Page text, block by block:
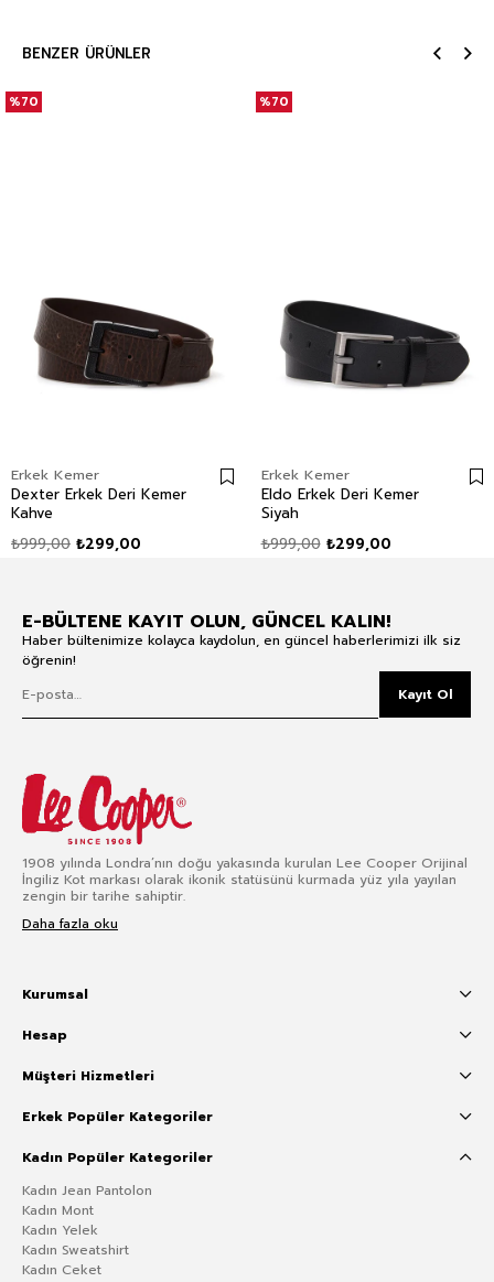
BENZER ÜRÜNLER
Erkek Kemer
Dexter Erkek Deri Kemer
Kahve
₺299,00
₺999,00
%70
Erkek Kemer
Eldo Erkek Deri Kemer
Siyah
₺299,00
₺999,00
%70
E-BÜLTENE KAYIT OLUN, GÜNCEL KALIN!
Haber bültenimize kolayca kaydolun, en güncel haberlerimizi ilk siz
öğrenin!
Kayıt Ol
1908 yılında Londra’nın doğu yakasında kurulan Lee Cooper Orijinal
İngiliz Kot markası olarak ikonik statüsünü kurmada yüz yıla yayılan
zengin bir tarihe sahiptir.
Daha fazla oku
Kurumsal
Hesap
Müşteri Hizmetleri
Erkek Popüler Kategoriler
Kadın Popüler Kategoriler
Kadın Jean Pantolon
Kadın Mont
Kadın Yelek
Kadın Sweatshirt
Kadın Ceket